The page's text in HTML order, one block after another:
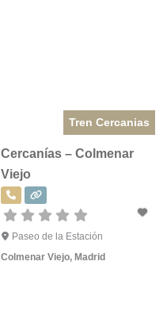
Tren Cercanias
Cercanías – Colmenar
Viejo
Paseo de la Estación
Colmenar Viejo,Madrid